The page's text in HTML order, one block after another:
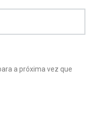
a próxima vez que